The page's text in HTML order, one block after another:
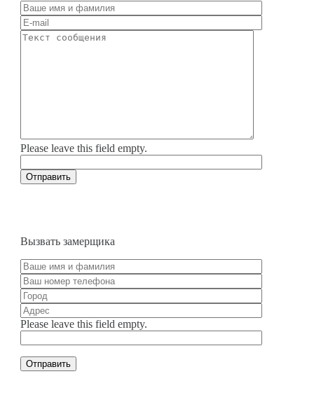
Please leave this field empty.
Вызвать замерщика
Please leave this field empty.